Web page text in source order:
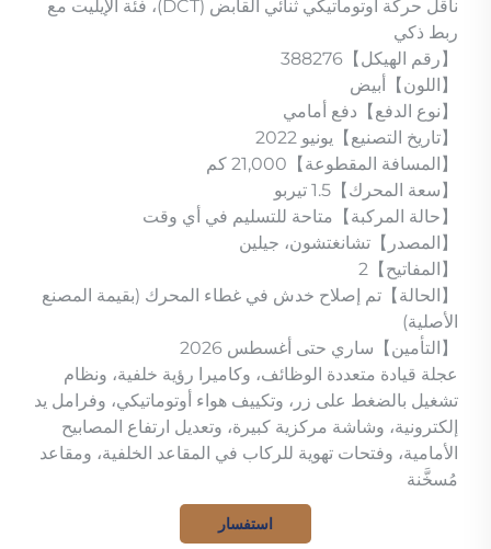
ناقل حركة أوتوماتيكي ثنائي القابض (DCT)، فئة الإيليت مع
ربط ذكي
【رقم الهيكل】388276
【اللون】أبيض
【نوع الدفع】دفع أمامي
【تاريخ التصنيع】يونيو 2022
【المسافة المقطوعة】21,000 كم
【سعة المحرك】1.5 تيربو
【حالة المركبة】متاحة للتسليم في أي وقت
【المصدر】تشانغتشون، جيلين
【المفاتيح】2
【الحالة】تم إصلاح خدش في غطاء المحرك (بقيمة المصنع
الأصلية)
【التأمين】ساري حتى أغسطس 2026
عجلة قيادة متعددة الوظائف، وكاميرا رؤية خلفية، ونظام
تشغيل بالضغط على زر، وتكييف هواء أوتوماتيكي، وفرامل يد
إلكترونية، وشاشة مركزية كبيرة، وتعديل ارتفاع المصابيح
الأمامية، وفتحات تهوية للركاب في المقاعد الخلفية، ومقاعد
مُسخَّنة
استفسار